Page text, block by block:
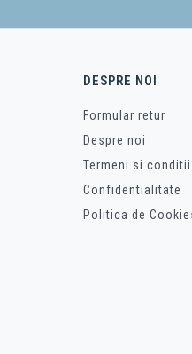
DESPRE NOI
Formular retur
Despre noi
Termeni si conditii
Confidentialitate
Politica de